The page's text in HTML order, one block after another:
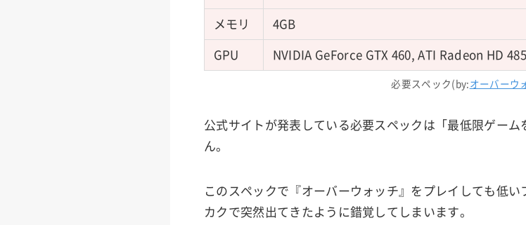
メモリ 4GB
GPU NVIDIA GeForce GTX 460, ATI Radeon HD
必要スペック(by: オーバーウ
公式サイトが発表している必要スペックは「最低限ゲー
ん。
このスペックで『オーバーウォッチ』をプレイしても低
カクで突然出てきたように錯覚してしまいます。